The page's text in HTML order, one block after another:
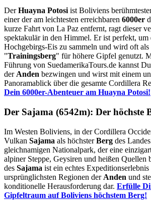
DerHuayna Potosi ist Boliviens
einer der am leichtesten erreichbaren 6000er
kurze Fahrt von La Paz entfernt, ragt dieser
spektakulär in den Himmel. Er ist perfekt, um
Hochgebirgs-Eis zu sammeln und wird oft als
"Trainingsberg" für höhere Gipfel genutzt.
Führung von SuedamerikaTours.de kannst
der Anden bezwingen und wirst mit einem
Panoramablick über die gesamte Cordillera
Dein 6000er-Abenteuer am Huayna Potosi!
Der Sajama (6542m): Der höchste
Im Westen Boliviens, in der Cordillera
Vulkan Sajama als höchsterBerg des
gleichnamigen Nationalpark, der eine
alpiner Steppe, Geysiren und heißen Quellen
des Sajama ist ein echtes
ursprünglichsten Regionen der Anden und
konditionelle Herausforderung dar. Erfülle
Gipfeltraum auf Boliviens höchstem Berg!